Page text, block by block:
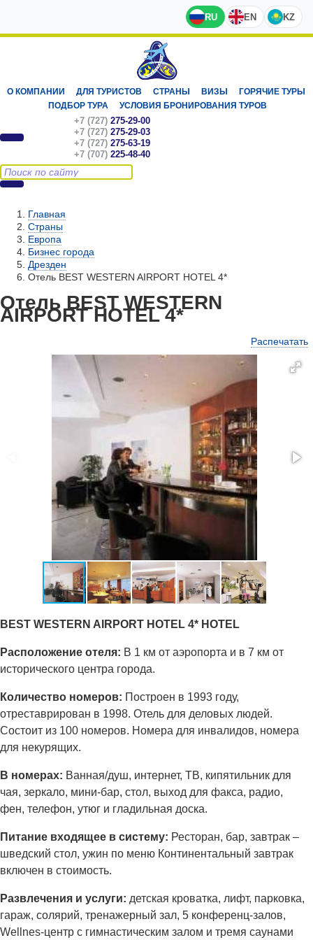
RU EN KZ
О КОМПАНИИ ДЛЯ ТУРИСТОВ СТРАНЫ ВИЗЫ
ГОРЯЧИЕ ТУРЫ
ПОДБОР ТУРА
УСЛОВИЯ БРОНИРОВАНИЯ ТУРОВ
+7 (727) 275-29-00
+7 (727) 275-29-03
+7 (727) 275-63-19
+7 (707) 225-48-40
Главная
Страны
Европа
Бизнес города
Дрезден
Отель BEST WESTERN AIRPORT HOTEL 4*
Отель BEST WESTERN
AIRPORT HOTEL 4*
Распечатать
BEST WESTERN AIRPORT HOTEL 4* HOTEL
Расположение отеля: В 1 км от аэропорта и в 7 км от
исторического центра города.
Количество номеров: Построен в 1993 году,
отреставрирован в 1998. Отель для деловых людей.
Состоит из 100 номеров. Номера для инвалидов, номера
для некурящих.
В номерах: Ванная/душ, интернет, ТВ, кипятильник для
чая, зеркало, мини-бар, стол, выход для факса, радио,
фен, телефон, утюг и гладильная доска.
Питание входящее в систему: Ресторан, бар, завтрак –
шведский стол, ужин по меню Континентальный завтрак
включен в стоимость.
Развлечения и услуги: детская кроватка, лифт, парковка,
гараж, солярий, тренажерный зал, 5 конференц-залов,
Wellnes-центр с гимнастическим залом и тремя саунами